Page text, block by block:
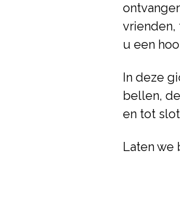
vrienden,
u een
In deze
bellen,
en tot
Laten we